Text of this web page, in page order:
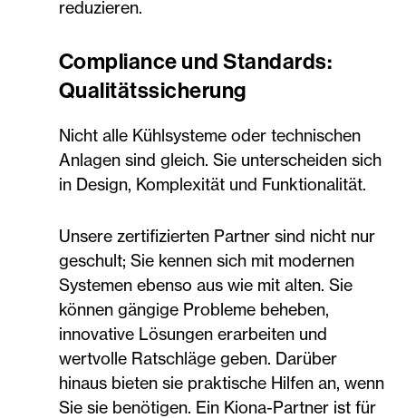
reduzieren.
Compliance und Standards:
Qualitätssicherung
Nicht alle Kühlsysteme oder technischen
Anlagen sind gleich. Sie unterscheiden sich
in Design, Komplexität und Funktionalität.
Unsere zertifizierten Partner sind nicht nur
geschult; Sie kennen sich mit modernen
Systemen ebenso aus wie mit alten. Sie
können gängige Probleme beheben,
innovative Lösungen erarbeiten und
wertvolle Ratschläge geben. Darüber
hinaus bieten sie praktische Hilfen an, wenn
Sie sie benötigen. Ein Kiona-Partner ist für